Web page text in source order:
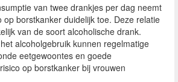
van twee drankjes per dag neemt
op borstkanker duidelijk toe. Deze relatie
van de soort alcoholische drank.
alcoholgebruik kunnen regelmatige
eetgewoontes en goede
op borstkanker bij vrouwen